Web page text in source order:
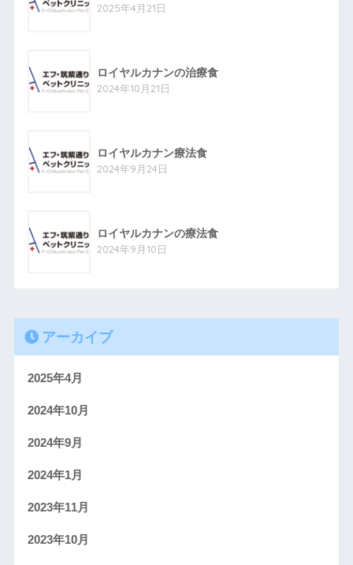
2025年4月21日
ロイヤルカナンの治療食
2024年10月21日
ロイヤルカナン療法食
2024年9月24日
ロイヤルカナンの療法食
2024年9月10日
アーカイブ
2025年4月
2024年10月
2024年9月
2024年1月
2023年11月
2023年10月